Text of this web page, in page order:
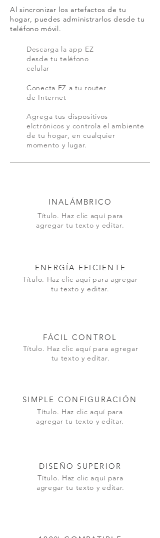
Al sincronizar los artefactos de tu
hogar, puedes administrarlos desde tu
teléfono móvil.
Descarga la app EZ
desde tu teléfono
celular
Conecta EZ a tu router
de Internet
Agrega tus dispositivos
elctrónicos y controla el ambiente
de tu hogar, en cualquier
momento y lugar.
INALÁMBRICO
Título. Haz clic aquí para
agregar tu texto y editar.
ENERGÍA EFICIENTE
Título. Haz clic aquí para agregar
tu texto y editar.
FÁCIL CONTROL
Título. Haz clic aquí para agregar
tu texto y editar.
SIMPLE CONFIGURACIÓN
Título. Haz clic aquí para
agregar tu texto y editar.
DISEÑO SUPERIOR
Título. Haz clic aquí para
agregar tu texto y editar.